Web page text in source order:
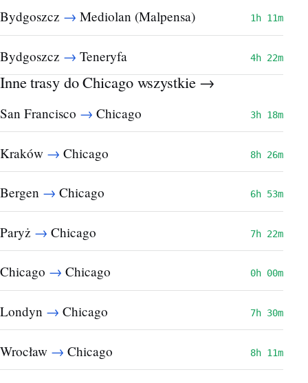
Bydgoszcz → Mediolan (Malpensa) 1h 11m
Bydgoszcz → Teneryfa 4h 22m
Inne trasy do Chicagowszystkie →
San Francisco → Chicago 3h 18m
Kraków → Chicago 8h 26m
Bergen → Chicago 6h 53m
Paryż → Chicago 7h 22m
Chicago → Chicago 0h 00m
Londyn → Chicago 7h 30m
Wrocław → Chicago 8h 11m